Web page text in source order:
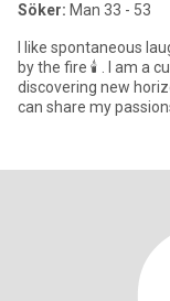
Söker: Man 33 - 53
I like spontaneous
by the fire 🕯️ . I am a
discovering new
can share my